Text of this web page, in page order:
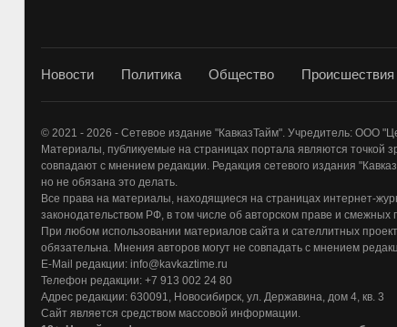
Новости Политика Общество Происшествия
© 2021 - 2026 - Сетевое издание "КавказТайм". Учредитель: ООО
Материалы, публикуемые на страницах портала являются точкой
совпадают с мнением редакции. Редакция сетевого издания
но не обязана это делать.
Все права на материалы, находящиеся на страницах интернет-
законодательством РФ, в том числе об авторском праве и смежных
При любом использовании материалов сайта и сателлитных
обязательна. Мнения авторов могут не совпадать с мнением
E-Mail редакции: info@kavkaztime.ru
Телефон редакции: +7 913 002 24 80
Адрес редакции: 630091, Новосибирск, ул. Державина, дом 4, кв. 3
Сайт является средством массовой информации.